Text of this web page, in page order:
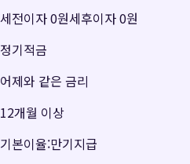
세전이자0원세후이자0원
정기적금
어제와 같은 금리
12개월 이상
기본이율:만기지급